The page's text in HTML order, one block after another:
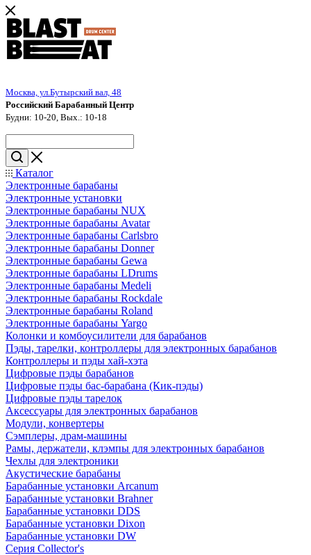
Москва, ул.Бутырский вал, 48
Российский Барабанный Центр
Будни: 10-20, Вых.: 10-18
Каталог
Электронные барабаны
Электронные установки
Электронные барабаны NUX
Электронные барабаны Avatar
Электронные барабаны Carlsbro
Электронные барабаны Donner
Электронные барабаны Gewa
Электронные барабаны LDrums
Электронные барабаны Medeli
Электронные барабаны Rockdale
Электронные барабаны Roland
Электронные барабаны Yargo
Колонки и комбоусилители для барабанов
Пэды, тарелки, контроллеры для электронных барабанов
Контроллеры и пэды хай-хэта
Цифровые пэды барабанов
Цифровые пэды бас-барабана (Кик-пэды)
Цифровые пэды тарелок
Аксессуары для электронных барабанов
Модули, конвертеры
Сэмплеры, драм-машины
Рамы, держатели, клэмпы для электронных барабанов
Чехлы для электроники
Акустические барабаны
Барабанные установки Arcanum
Барабанные установки Brahner
Барабанные установки DDS
Барабанные установки Dixon
Барабанные установки DW
Серия Collector's